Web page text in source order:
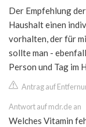
Der Empfehlung
Haushalt einen
vorhalten, der für
sollte man -
Person und Tag im
Antrag auf
Antwort auf mdr.de an
Welches Vitamin